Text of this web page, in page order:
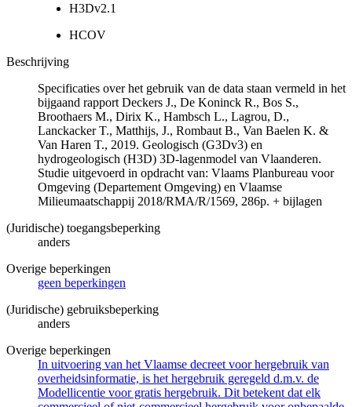
H3Dv2.1
HCOV
Beschrijving
Specificaties over het gebruik van de data staan vermeld in het
bijgaand rapport Deckers J., De Koninck R., Bos S.,
Broothaers M., Dirix K., Hambsch L., Lagrou, D.,
Lanckacker T., Matthijs, J., Rombaut B., Van Baelen K. &
Van Haren T., 2019. Geologisch (G3Dv3) en
hydrogeologisch (H3D) 3D-lagenmodel van Vlaanderen.
Studie uitgevoerd in opdracht van: Vlaams Planbureau voor
Omgeving (Departement Omgeving) en Vlaamse
Milieumaatschappij 2018/RMA/R/1569, 286p. + bijlagen
(Juridische) toegangsbeperking
anders
Overige beperkingen
geen beperkingen
(Juridische) gebruiksbeperking
anders
Overige beperkingen
In uitvoering van het Vlaamse decreet voor hergebruik van
overheidsinformatie, is het hergebruik geregeld d.m.v. de
Modellicentie voor gratis hergebruik. Dit betekent dat elk